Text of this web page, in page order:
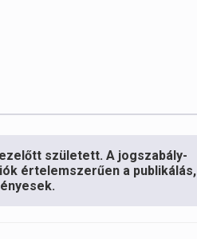
született. A jogszabály-
értelemszerűen a publikálás,